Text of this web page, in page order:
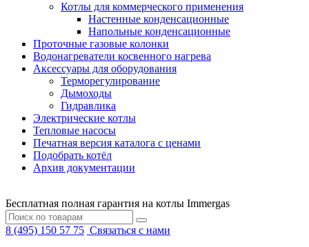
Котлы для коммерческого применения
Настенные конденсационные
Напольные конденсационные
Проточные газовые колонки
Водонагреватели косвенного нагрева
Аксессуары для оборудования
Терморегулирование
Дымоходы
Гидравлика
Электрические котлы
Тепловые насосы
Печатная версия каталога с ценами
Подобрать котёл
Архив документации
Бесплатная полная гарантия на котлы Immergas
8 (495) 150 57 75 Связаться с нами